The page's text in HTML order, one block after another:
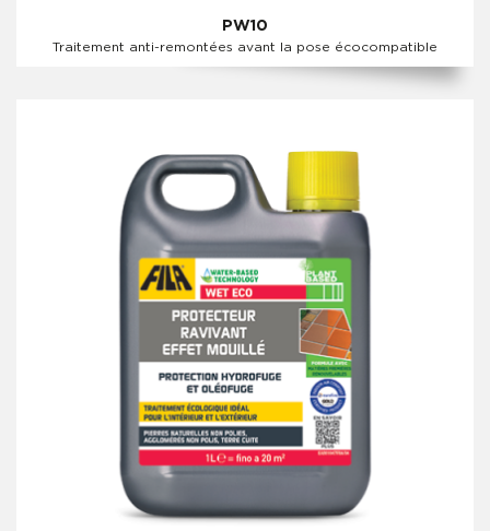
PW10
Traitement anti-remontées avant la pose écocompatible